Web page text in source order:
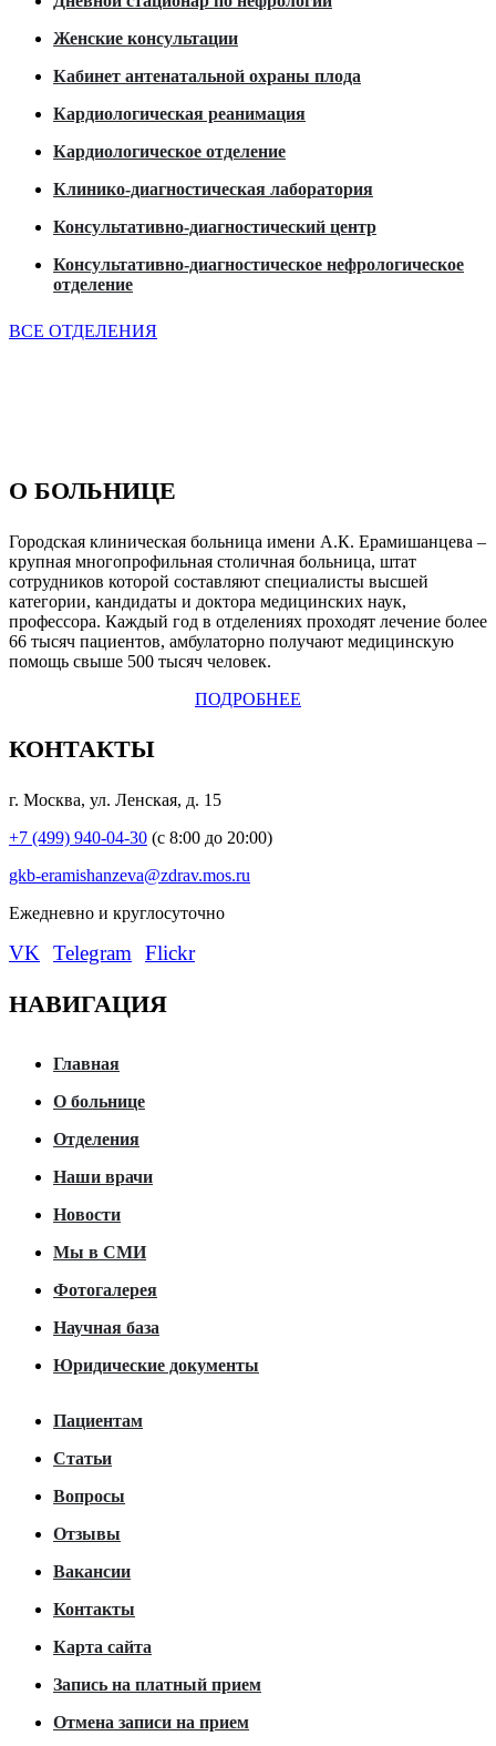
Женские консультации
Кабинет антенатальной охраны плода
Кардиологическая реанимация
Кардиологическое отделение
Клинико-диагностическая лаборатория
Консультативно-диагностический центр
Консультативно-диагностическое нефрологическое
отделение
ВСЕ ОТДЕЛЕНИЯ
О БОЛЬНИЦЕ
Городская клиническая больница имени А.К. Ерамишанцева –
крупная многопрофильная столичная больница, штат
сотрудников которой составляют специалисты высшей
категории, кандидаты и доктора медицинских наук,
профессора. Каждый год в отделениях проходят лечение более
66 тысяч пациентов, амбулаторно получают медицинскую
помощь свыше 500 тысяч человек.
ПОДРОБНЕЕ
КОНТАКТЫ
г. Москва, ул. Ленская, д. 15
+7 (499) 940-04-30 (с 8:00 до 20:00)
gkb-eramishanzeva@zdrav.mos.ru
Eжедневно и круглосуточно
VK Telegram Flickr
НАВИГАЦИЯ
Главная
О больнице
Отделения
Наши врачи
Новости
Мы в СМИ
Фотогалерея
Научная база
Юридические документы
Пациентам
Статьи
Вопросы
Отзывы
Вакансии
Контакты
Карта сайта
Запись на платный прием
Отмена записи на прием